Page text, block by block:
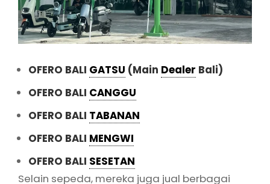
OFERO BALI GATSU (Main Dealer Bali)
OFERO BALI CANGGU
OFERO BALI TABANAN
OFERO BALI MENGWI
OFERO BALI SESETAN
Selain sepeda, mereka juga jual berbagai